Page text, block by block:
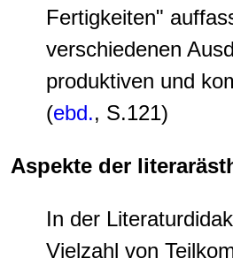
Fertigkeiten"
verschiedenen
produktiven und
(ebd., S.121)
Aspekte der
In der
Vielzahl von